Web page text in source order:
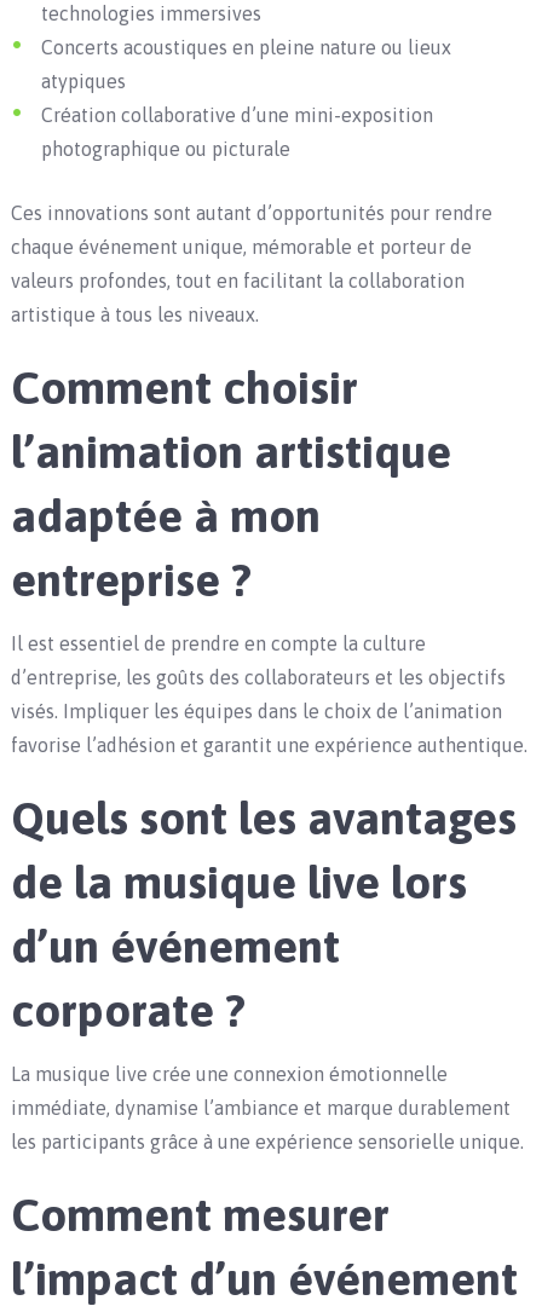
technologies immersives
Concerts acoustiques en pleine nature ou lieux
atypiques
Création collaborative d’une mini-exposition
photographique ou picturale
Ces innovations sont autant d’opportunités pour rendre
chaque événement unique, mémorable et porteur de
valeurs profondes, tout en facilitant la collaboration
artistique à tous les niveaux.
Comment choisir
l’animation artistique
adaptée à mon
entreprise ?
Il est essentiel de prendre en compte la culture
d’entreprise, les goûts des collaborateurs et les objectifs
visés. Impliquer les équipes dans le choix de l’animation
favorise l’adhésion et garantit une expérience authentique.
Quels sont les avantages
de la musique live lors
d’un événement
corporate ?
La musique live crée une connexion émotionnelle
immédiate, dynamise l’ambiance et marque durablement
les participants grâce à une expérience sensorielle unique.
Comment mesurer
l’impact d’un événement